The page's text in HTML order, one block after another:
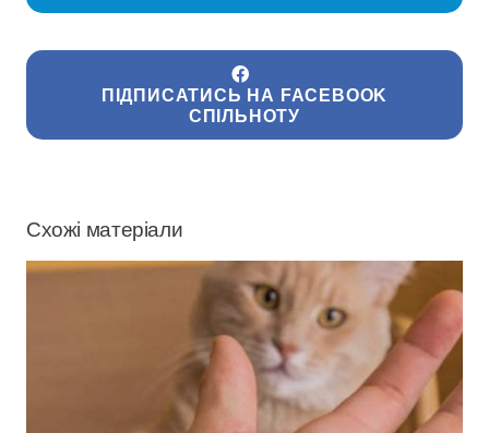
ПІДПИСАТИСЬ НА FACEBOOK
СПІЛЬНОТУ
Схожі матеріали